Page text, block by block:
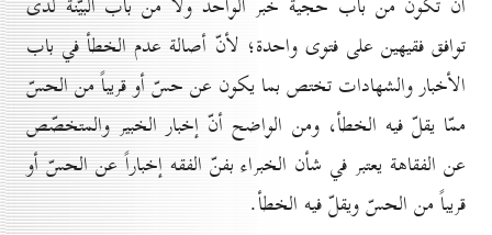
توافق فقيهين على فتوى واحدة؛ لأنّ أصالة عدم الخطأ في باب
الأخبار والشهادات تختص بما يكون عن حسّ أو قريباً من الحسّ
ممّا يقلّ فيه الخطأ، ومن الواضح أنّ إخبار الخبير والمتخصّص
عن الفقاهة يعتبر في شأن الخبراء بفنّ الفقه إخباراً عن الحسّ أو
قريباً من الحسّ ويقلّ فيه الخطأ.